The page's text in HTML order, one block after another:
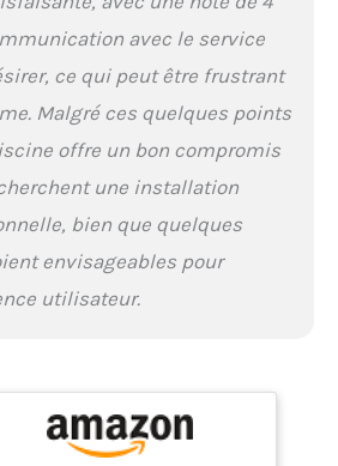
avec le service
ce qui peut être frustrant
Malgré ces quelques points
offre un bon compromis
une installation
bien que quelques
envisageables pour
utilisateur.